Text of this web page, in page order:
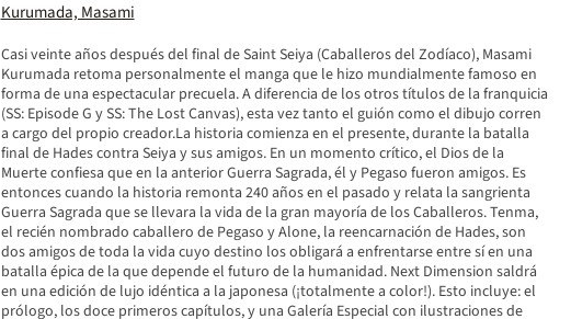
Kurumada, Masami
Casi veinte años después del final de Saint Seiya (Caballeros del Zodíaco), Masami
Kurumada retoma personalmente el manga que le hizo mundialmente famoso en
forma de una espectacular precuela. A diferencia de los otros títulos de la franquicia
(SS: Episode G y SS: The Lost Canvas), esta vez tanto el guión como el dibujo corren
a cargo del propio creador.La historia comienza en el presente, durante la batalla
final de Hades contra Seiya y sus amigos. En un momento crítico, el Dios de la
Muerte confiesa que en la anterior Guerra Sagrada, él y Pegaso fueron amigos. Es
entonces cuando la historia remonta 240 años en el pasado y relata la sangrienta
Guerra Sagrada que se llevara la vida de la gran mayoría de los Caballeros. Tenma,
el recién nombrado caballero de Pegaso y Alone, la reencarnación de Hades, son
dos amigos de toda la vida cuyo destino los obligará a enfrentarse entre sí en una
batalla épica de la que depende el futuro de la humanidad. Next Dimension saldrá
en una edición de lujo idéntica a la japonesa (¡totalmente a color!). Esto incluye: el
prólogo, los doce primeros capítulos, y una Galería Especial con ilustraciones de